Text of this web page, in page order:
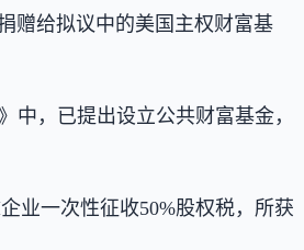
赠给拟议中的美国主权财富基
，已提出设立公共财富基金，
业一次性征收50%股权税，所获